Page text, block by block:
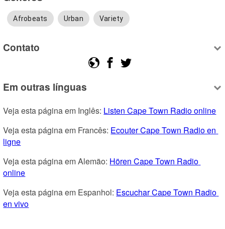
Afrobeats Urban Variety
Contato
Em outras línguas
Veja esta página em Inglês: Listen Cape Town Radio online
Veja esta página em Francês: Ecouter Cape Town Radio en
ligne
Veja esta página em Alemão: Hören Cape Town Radio
online
Veja esta página em Espanhol: Escuchar Cape Town Radio
en vivo